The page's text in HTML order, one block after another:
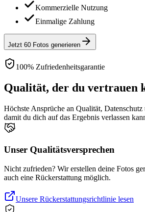
Kommerzielle Nutzung
Einmalige Zahlung
Jetzt 60 Fotos generieren
100% Zufriedenheitsgarantie
Qualität, der du vertrauen
Höchste Ansprüche an Qualität,
damit du dich auf das Ergebnis verlassen
Unser Qualitätsversprechen
Nicht zufrieden? Wir erstellen deine Fotos
auch eine Rückerstattung möglich.
Unsere Rückerstattungsrichtlinie lesen